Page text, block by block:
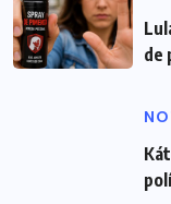
de